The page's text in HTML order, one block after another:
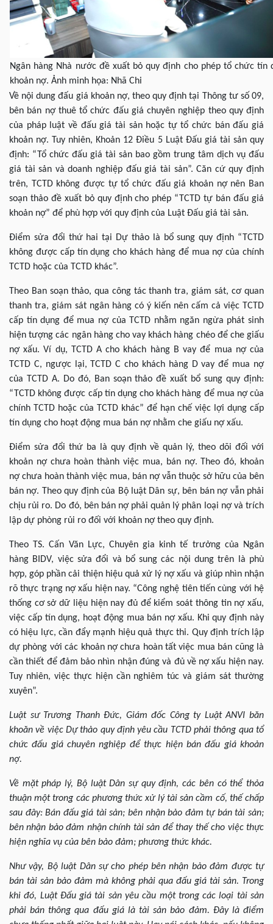
Ngân hàng Nhà nước đề xuất bỏ quy định cho phép tổ chức tín
khoản nợ. Ảnh minh họa: Nhã Chi
Về nội dung đấu giá khoản nợ, theo quy định tại Thông tư số 09,
bên bán nợ thuê tổ chức đấu giá chuyên nghiệp theo quy định
của pháp luật về đấu giá tài sản hoặc tự tổ chức bán đấu giá
khoản nợ. Tuy nhiên, Khoản 12 Điều 5 Luật Đấu giá tài sản quy
định: “Tổ chức đấu giá tài sản bao gồm trung tâm dịch vụ đấu
giá tài sản và doanh nghiệp đấu giá tài sản”. Căn cứ quy định
trên, TCTD không được tự tổ chức đấu giá khoản nợ nên Ban
soạn thảo đề xuất bỏ quy định cho phép “TCTD tự bán đấu giá
khoản nợ” để phù hợp với quy định của Luật Đấu giá tài sản.
Điểm sửa đổi thứ hai tại Dự thảo là bổ sung quy định “TCTD
không được cấp tín dụng cho khách hàng để mua nợ của chính
TCTD hoặc của TCTD khác”.
Theo Ban soạn thảo, qua công tác thanh tra, giám sát, cơ quan
thanh tra, giám sát ngân hàng có ý kiến nên cấm cả việc TCTD
cấp tín dụng để mua nợ của TCTD nhằm ngăn ngừa phát sinh
hiện tượng các ngân hàng cho vay khách hàng chéo để che giấu
nợ xấu. Ví dụ, TCTD A cho khách hàng B vay để mua nợ của
TCTD C, ngược lại, TCTD C cho khách hàng D vay để mua nợ
của TCTD A. Do đó, Ban soạn thảo đề xuất bổ sung quy định:
“TCTD không được cấp tín dụng cho khách hàng để mua nợ của
chính TCTD hoặc của TCTD khác” để hạn chế việc lợi dụng cấp
tín dụng cho hoạt động mua bán nợ nhằm che giấu nợ xấu.
Điểm sửa đổi thứ ba là quy định về quản lý, theo dõi đối với
khoản nợ chưa hoàn thành việc mua, bán nợ. Theo đó, khoản
nợ chưa hoàn thành việc mua, bán nợ vẫn thuộc sở hữu của bên
bán nợ. Theo quy định của Bộ luật Dân sự, bên bán nợ vẫn phải
chịu rủi ro. Do đó, bên bán nợ phải quản lý phân loại nợ và trích
lập dự phòng rủi ro đối với khoản nợ theo quy định.
Theo TS. Cấn Văn Lực, Chuyên gia kinh tế trưởng của Ngân
hàng BIDV, việc sửa đổi và bổ sung các nội dung trên là phù
hợp, góp phần cải thiện hiệu quả xử lý nợ xấu và giúp nhìn nhận
rõ thực trạng nợ xấu hiện nay. “Công nghệ tiên tiến cùng với hệ
thống cơ sở dữ liệu hiện nay đủ để kiểm soát thông tin nợ xấu,
việc cấp tín dụng, hoạt động mua bán nợ xấu. Khi quy định này
có hiệu lực, cần đẩy mạnh hiệu quả thực thi. Quy định trích lập
dự phòng với các khoản nợ chưa hoàn tất việc mua bán cũng là
cần thiết để đảm bảo nhìn nhận đúng và đủ về nợ xấu hiện nay.
Tuy nhiên, việc thực hiện cần nghiêm túc và giám sát thường
xuyên”.
Luật sư Trương Thanh Đức, Giám đốc Công ty Luật ANVI băn
khoăn về việc Dự thảo quy định yêu cầu TCTD phải thông qua tổ
chức đấu giá chuyên nghiệp để thực hiện bán đấu giá khoản
nợ.
Về mặt pháp lý, Bộ luật Dân sự quy định, các bên có thể thỏa
thuận một trong các phương thức xử lý tài sản cầm cố, thế chấp
sau đây: Bán đấu giá tài sản; bên nhận bảo đảm tự bán tài sản;
bên nhận bảo đảm nhận chính tài sản để thay thế cho việc thực
hiện nghĩa vụ của bên bảo đảm; phương thức khác.
Như vậy, Bộ luật Dân sự cho phép bên nhận bảo đảm được tự
bán tài sản bảo đảm mà không phải qua đấu giá tài sản. Trong
khi đó, Luật Đấu giá tài sản yêu cầu một trong các loại tài sản
phải bán thông qua đấu giá là tài sản bảo đảm. Đây là điểm